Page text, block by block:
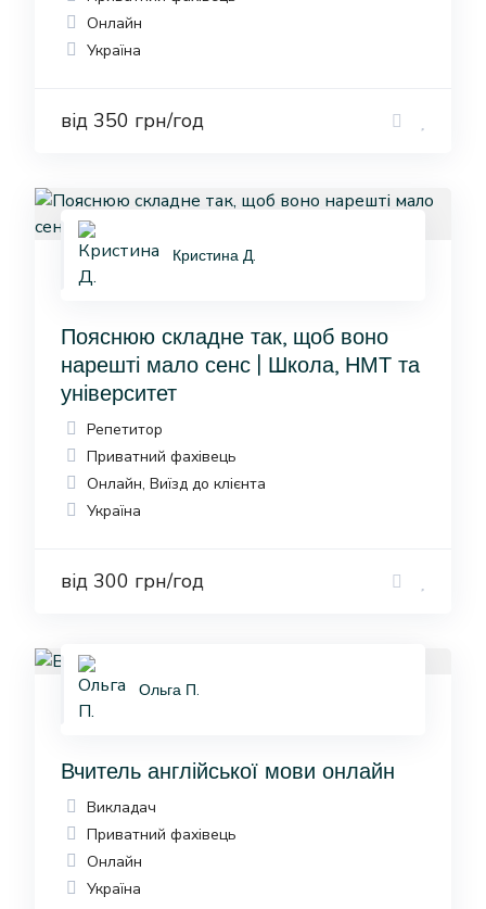
Онлайн
Україна
від 350 грн/год
Кристина Д.
Пояснюю складне так, щоб воно
нарешті мало сенс | Школа, НМТ та
університет
Репетитор
Приватний фахівець
Онлайн, Виїзд до клієнта
Україна
від 300 грн/год
Ольга П.
Вчитель англійської мови онлайн
Викладач
Приватний фахівець
Онлайн
Україна